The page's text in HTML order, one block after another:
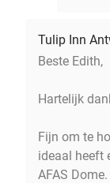
Tulip Inn
Beste Edith,
Hartelijk
Fijn om te
ideaal heeft
AFAS